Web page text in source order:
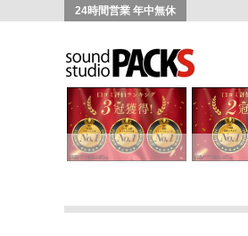
24時間営業 年中無休